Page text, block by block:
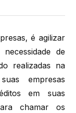
é agilizar
de
realizadas na
empresas
em suas
chamar os